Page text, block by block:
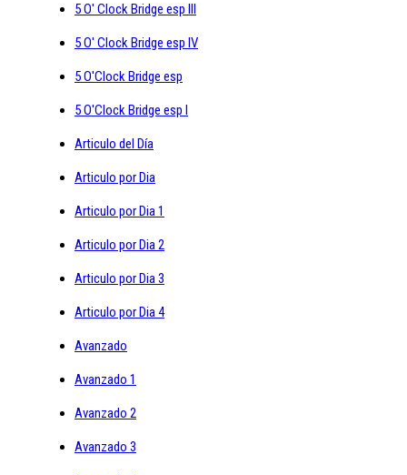
5 O' Clock Bridge esp III
5 O' Clock Bridge esp IV
5 O'Clock Bridge esp
5 O'Clock Bridge esp I
Articulo del Día
Articulo por Dia
Articulo por Dia 1
Articulo por Dia 2
Articulo por Dia 3
Articulo por Dia 4
Avanzado
Avanzado 1
Avanzado 2
Avanzado 3